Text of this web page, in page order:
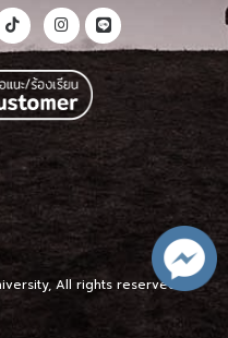
All rights reserved.